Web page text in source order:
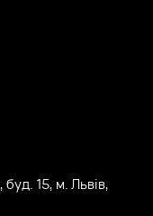
15, м. Львів,